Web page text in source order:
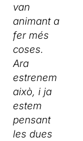
van
animant a
fer més
coses.
Ara
estrenem
això, i ja
estem
pensant
les dues